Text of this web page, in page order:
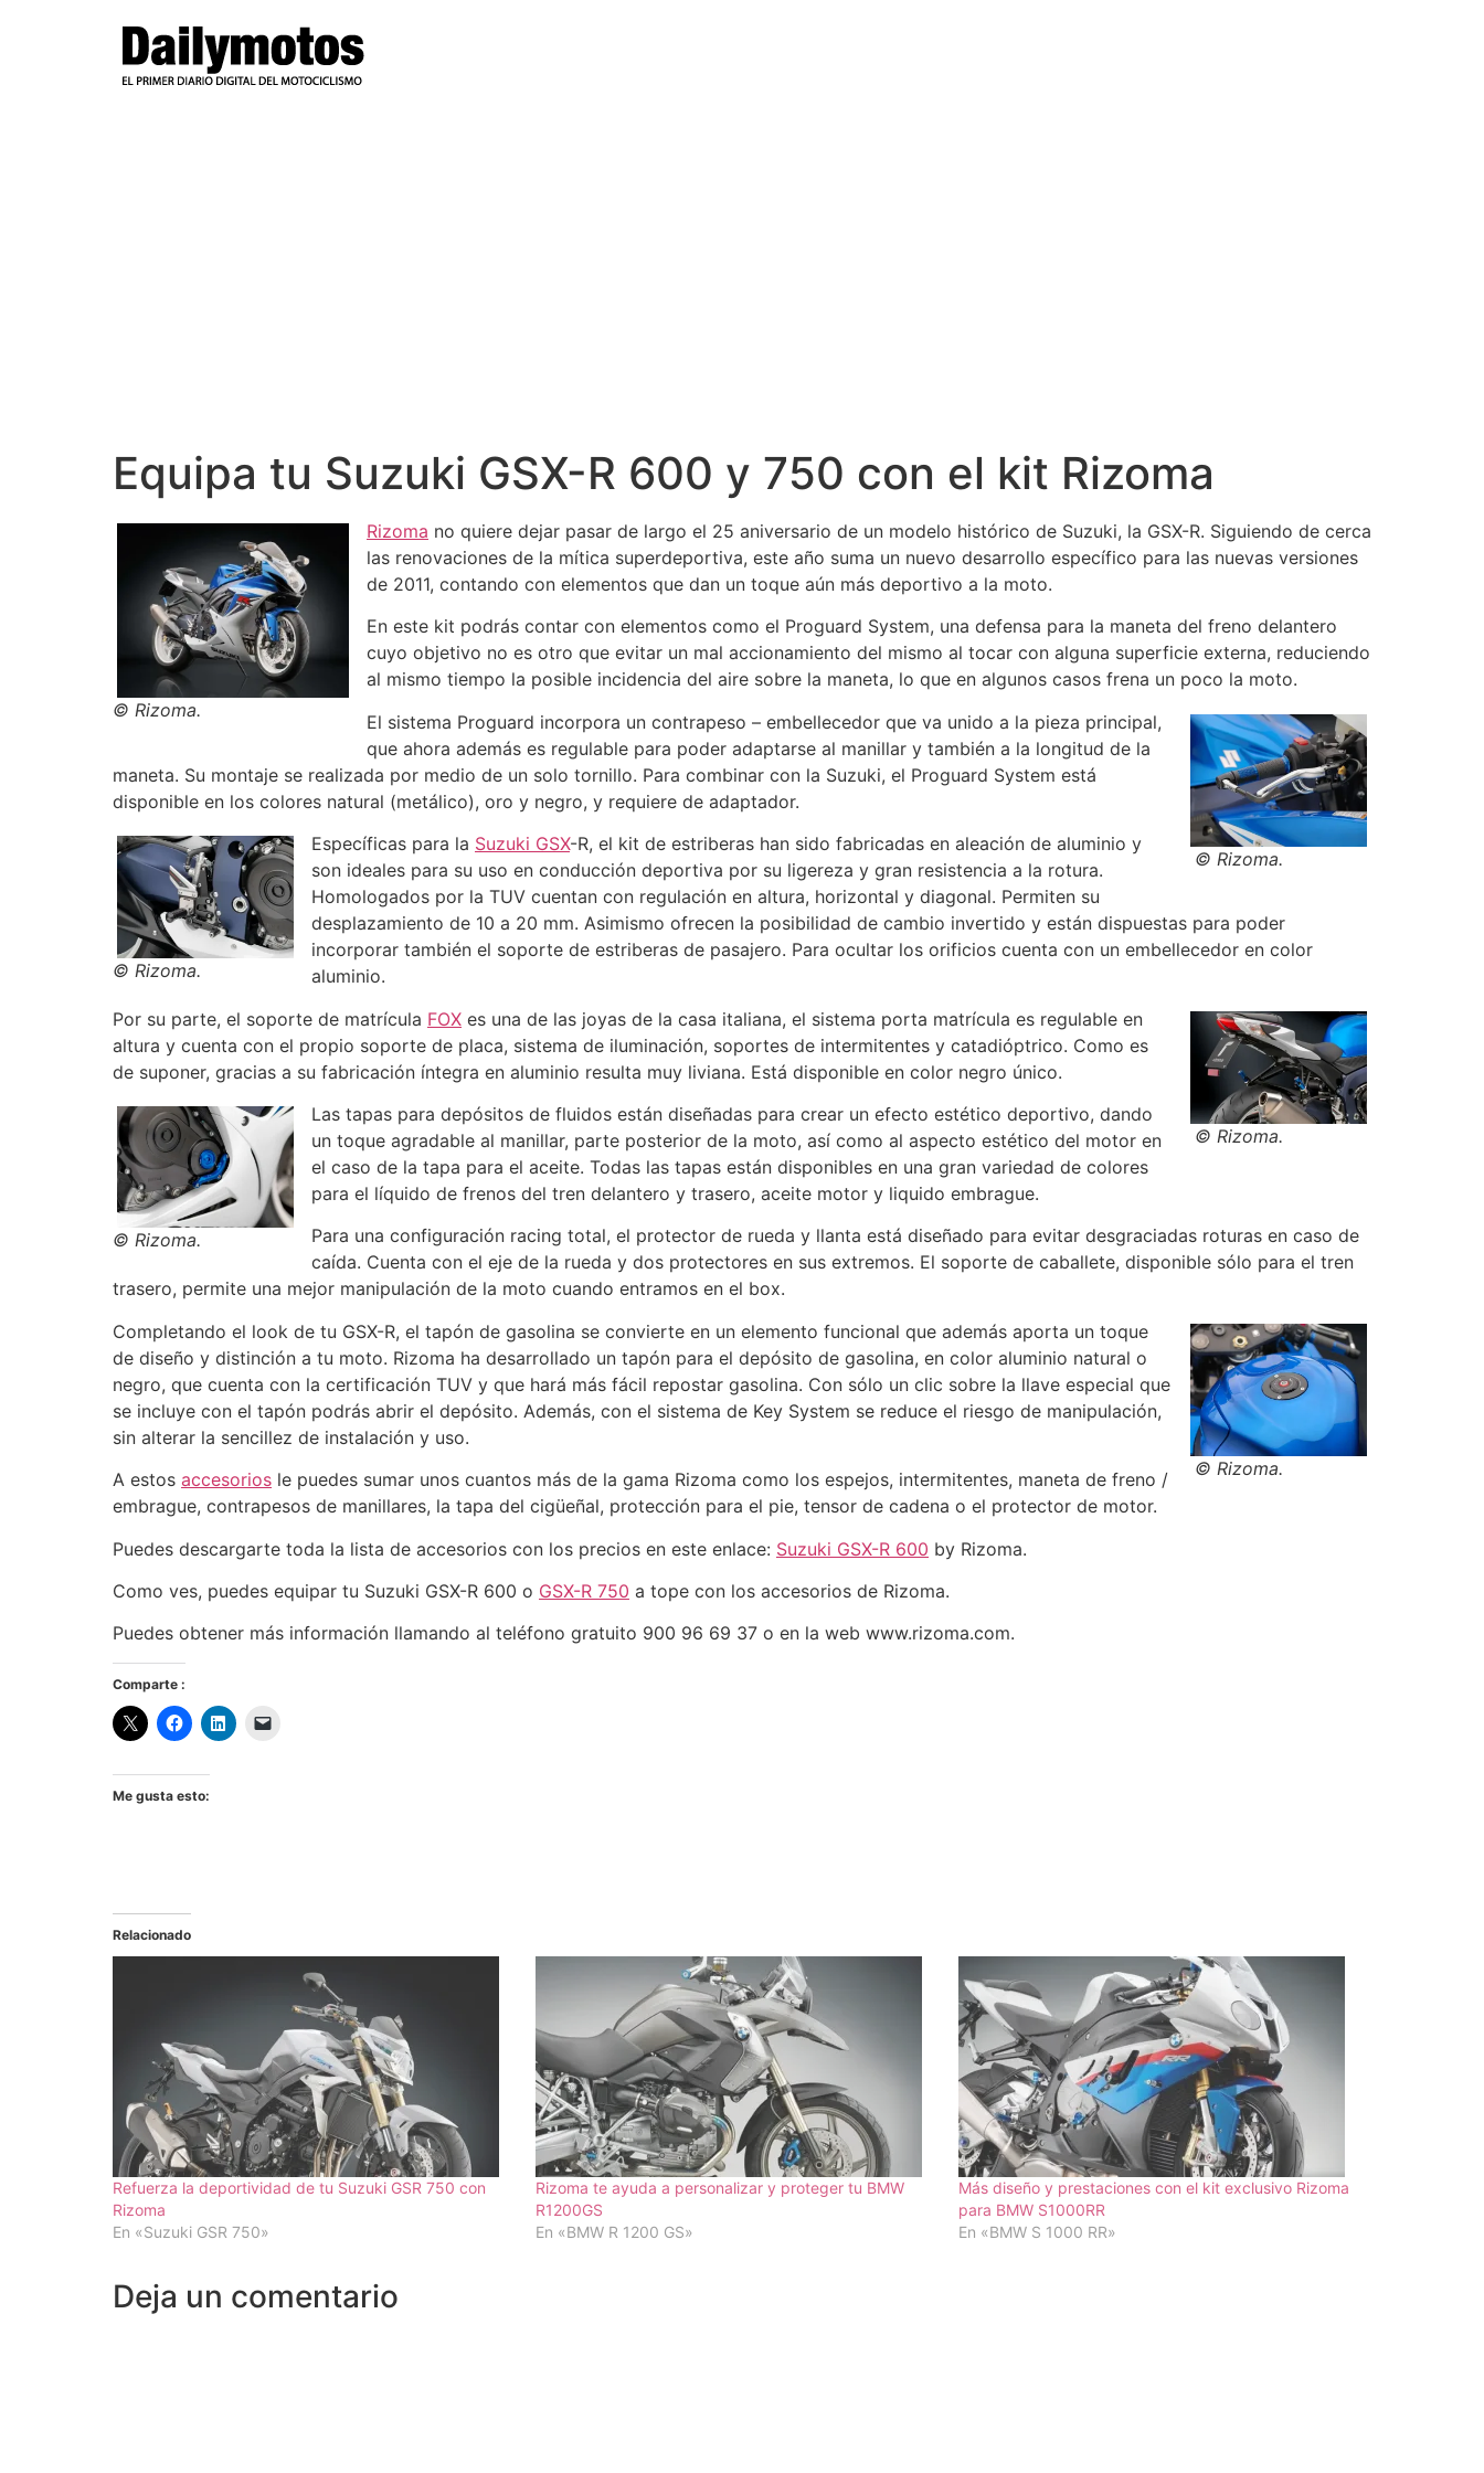
Equipa tu Suzuki GSX-R 600 y 750 con el kit Rizoma
© Rizoma.
Rizoma no quiere dejar pasar de largo el 25 aniversario de un modelo histórico de Suzuki, la GSX-R. Siguiendo de cerca
las renovaciones de la mítica superdeportiva, este año suma un nuevo desarrollo específico para las nuevas versiones
de 2011, contando con elementos que dan un toque aún más deportivo a la moto.
En este kit podrás contar con elementos como el Proguard System, una defensa para la maneta del freno delantero
cuyo objetivo no es otro que evitar un mal accionamiento del mismo al tocar con alguna superficie externa, reduciendo
al mismo tiempo la posible incidencia del aire sobre la maneta, lo que en algunos casos frena un poco la moto.
© Rizoma.
El sistema Proguard incorpora un contrapeso – embellecedor que va unido a la pieza principal,
que ahora además es regulable para poder adaptarse al manillar y también a la longitud de la
maneta. Su montaje se realizada por medio de un solo tornillo. Para combinar con la Suzuki, el Proguard System está
disponible en los colores natural (metálico), oro y negro, y requiere de adaptador.
© Rizoma.
Específicas para la Suzuki GSX-R, el kit de estriberas han sido fabricadas en aleación de aluminio y
son ideales para su uso en conducción deportiva por su ligereza y gran resistencia a la rotura.
Homologados por la TUV cuentan con regulación en altura, horizontal y diagonal. Permiten su
desplazamiento de 10 a 20 mm. Asimismo ofrecen la posibilidad de cambio invertido y están dispuestas para poder
incorporar también el soporte de estriberas de pasajero. Para ocultar los orificios cuenta con un embellecedor en color
aluminio.
© Rizoma.
Por su parte, el soporte de matrícula FOX es una de las joyas de la casa italiana, el sistema porta matrícula es regulable en
altura y cuenta con el propio soporte de placa, sistema de iluminación, soportes de intermitentes y catadióptrico. Como es
de suponer, gracias a su fabricación íntegra en aluminio resulta muy liviana. Está disponible en color negro único.
© Rizoma.
Las tapas para depósitos de fluidos están diseñadas para crear un efecto estético deportivo, dando
un toque agradable al manillar, parte posterior de la moto, así como al aspecto estético del motor en
el caso de la tapa para el aceite. Todas las tapas están disponibles en una gran variedad de colores
para el líquido de frenos del tren delantero y trasero, aceite motor y liquido embrague.
Para una configuración racing total, el protector de rueda y llanta está diseñado para evitar desgraciadas roturas en caso de
caída. Cuenta con el eje de la rueda y dos protectores en sus extremos. El soporte de caballete, disponible sólo para el tren
trasero, permite una mejor manipulación de la moto cuando entramos en el box.
© Rizoma.
Completando el look de tu GSX-R, el tapón de gasolina se convierte en un elemento funcional que además aporta un toque
de diseño y distinción a tu moto. Rizoma ha desarrollado un tapón para el depósito de gasolina, en color aluminio natural o
negro, que cuenta con la certificación TUV y que hará más fácil repostar gasolina. Con sólo un clic sobre la llave especial que
se incluye con el tapón podrás abrir el depósito. Además, con el sistema de Key System se reduce el riesgo de manipulación,
sin alterar la sencillez de instalación y uso.
A estos accesorios le puedes sumar unos cuantos más de la gama Rizoma como los espejos, intermitentes, maneta de freno /
embrague, contrapesos de manillares, la tapa del cigüeñal, protección para el pie, tensor de cadena o el protector de motor.
Puedes descargarte toda la lista de accesorios con los precios en este enlace: Suzuki GSX-R 600 by Rizoma.
Como ves, puedes equipar tu Suzuki GSX-R 600 o GSX-R 750 a tope con los accesorios de Rizoma.
Puedes obtener más información llamando al teléfono gratuito 900 96 69 37 o en la web www.rizoma.com.
Comparte :
Me gusta esto:
Relacionado
Refuerza la deportividad de tu Suzuki GSR 750 con
Rizoma
En «Suzuki GSR 750»
Rizoma te ayuda a personalizar y proteger tu BMW
R1200GS
En «BMW R 1200 GS»
Más diseño y prestaciones con el kit exclusivo Rizoma
para BMW S1000RR
En «BMW S 1000 RR»
Deja un comentario